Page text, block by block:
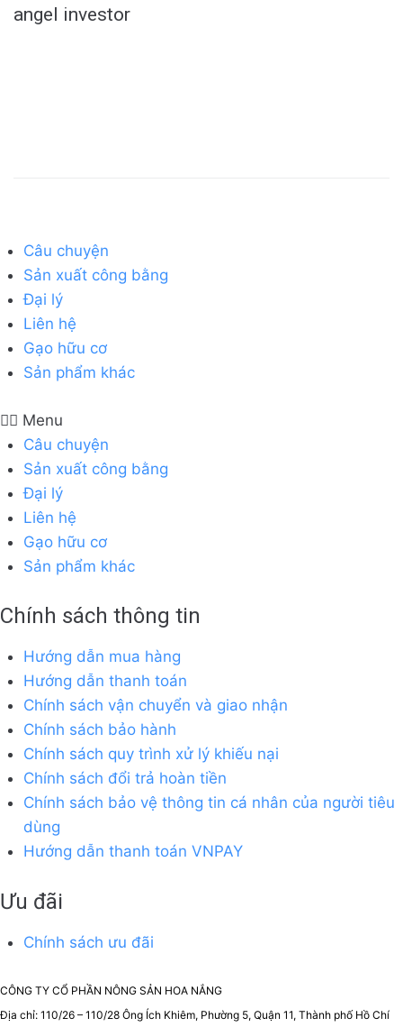
angel investor
Câu chuyện
Sản xuất công bằng
Đại lý
Liên hệ
Gạo hữu cơ
Sản phẩm khác
Menu
Câu chuyện
Sản xuất công bằng
Đại lý
Liên hệ
Gạo hữu cơ
Sản phẩm khác
Chính sách thông tin
Hướng dẫn mua hàng
Hướng dẫn thanh toán
Chính sách vận chuyển và giao nhận
Chính sách bảo hành
Chính sách quy trình xử lý khiếu nại
Chính sách đổi trả hoàn tiền
Chính sách bảo vệ thông tin cá nhân của người tiêu
dùng
Hướng dẫn thanh toán VNPAY
Ưu đãi
Chính sách ưu đãi
CÔNG TY CỔ PHẦN NÔNG SẢN HOA NẮNG
Địa chỉ: 110/26 – 110/28 Ông Ích Khiêm, Phường 5, Quận 11, Thành phố Hồ Chí